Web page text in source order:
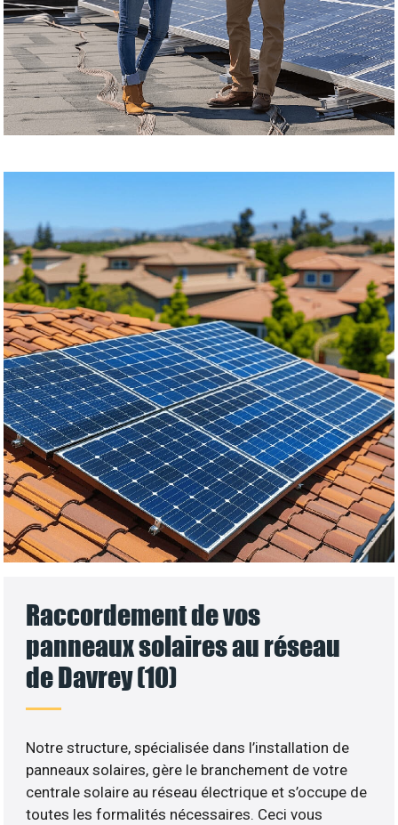
Raccordement de vos
panneaux solaires au réseau
de Davrey (10)
Notre structure, spécialisée dans l’installation de
panneaux solaires, gère le branchement de votre
centrale solaire au réseau électrique et s’occupe de
toutes les formalités nécessaires. Ceci vous